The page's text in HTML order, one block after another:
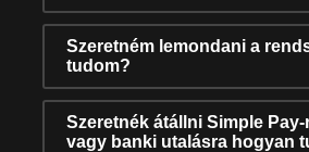
Szeretném lemondani a
tudom?
Szeretnék átállni Simple
vagy banki utalásra hogyan